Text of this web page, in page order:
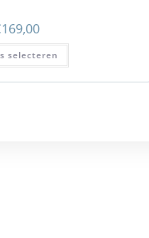
169,00
selecteren